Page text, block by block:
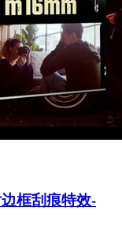
框刮痕特效-